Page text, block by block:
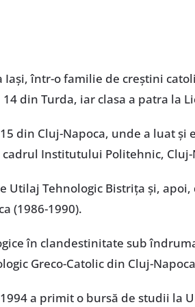
Iași, într-o familie de creștini
din Turda, iar clasa a patra la
din Cluj-Napoca, unde a luat
Institutului Politehnic, Cluj-
Utilaj Tehnologic Bistrița și,
(1986-1990).
în clandestinitate sub
Greco-Catolic din Cluj-
a primit o bursă de studii la